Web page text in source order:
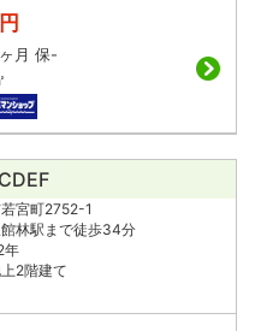
月 保-
宮町2752-1
館林駅まで徒歩34分
年
2階建て